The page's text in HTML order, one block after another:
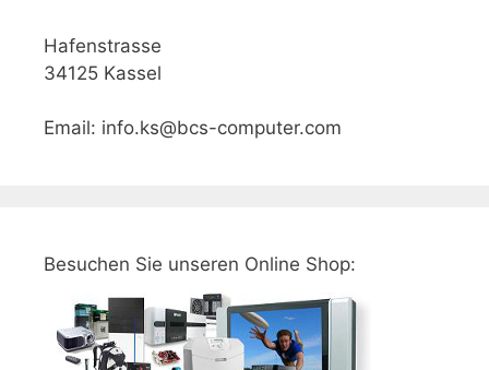
Hafenstrasse
34125 Kassel
Email: info.ks@bcs-computer.com
Besuchen Sie unseren Online Shop: